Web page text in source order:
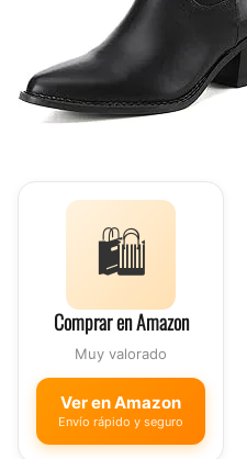
🛍️
Comprar en Amazon
Muy valorado
Ver en Amazon
Envío rápido y seguro